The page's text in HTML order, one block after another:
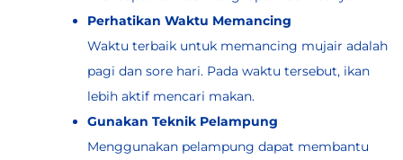
Perhatikan Waktu Memancing
Waktu terbaik untuk memancing mujair adalah
pagi dan sore hari. Pada waktu tersebut, ikan
lebih aktif mencari makan.
Gunakan Teknik Pelampung
Menggunakan pelampung dapat membantu